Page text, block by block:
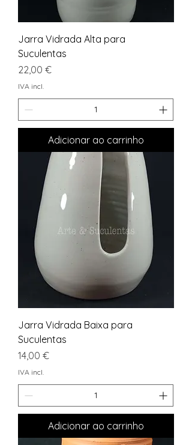
Jarra Vidrada Alta para
Suculentas
Preço
22,00 €
IVA incl.
Adicionar ao carrinho
Jarra Vidrada Baixa para
Suculentas
Preço
14,00 €
IVA incl.
Adicionar ao carrinho